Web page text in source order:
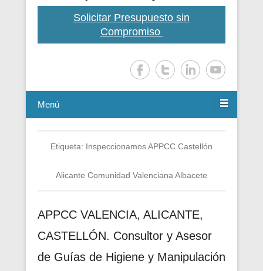
Solicitar Presupuesto sin
Compromiso
Menú
Etiqueta: Inspeccionamos APPCC Castellón
Alicante Comunidad Valenciana Albacete
APPCC VALENCIA, ALICANTE,
CASTELLÓN. Consultor y Asesor
de Guías de Higiene y Manipulación